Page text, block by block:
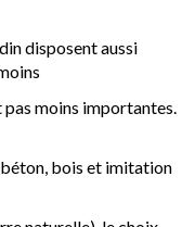
disposent aussi
pas moins importantes.
bois et imitation